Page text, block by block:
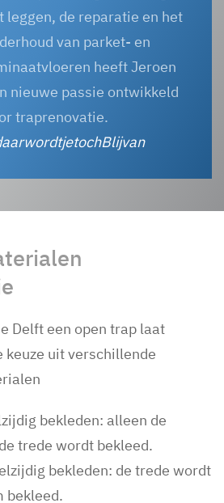
leggen, de reparatie en het
van parket- en
heeft Jeroen
nieuwe passie ontwikkeld
traprenovatie.
Delft een open trap laat
keuze uit verschillende
bekleden: alleen de
trede wordt bekleed.
bekleden: de trede wordt
bekleed.